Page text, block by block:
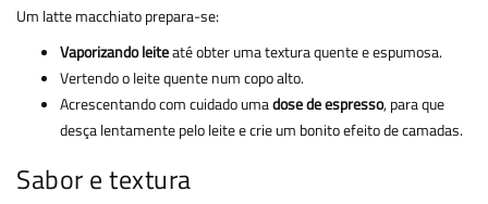
Um latte macchiato prepara-se:
Vaporizando leiteaté obter uma textura quente e espumosa.
Vertendo o leite quente num copo alto.
Acrescentando com cuidado umadose de espresso, para que
desça lentamente pelo leite e crie um bonito efeito de camadas.
Sabor e textura